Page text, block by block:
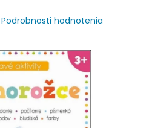
Podrobnosti hodnotenia